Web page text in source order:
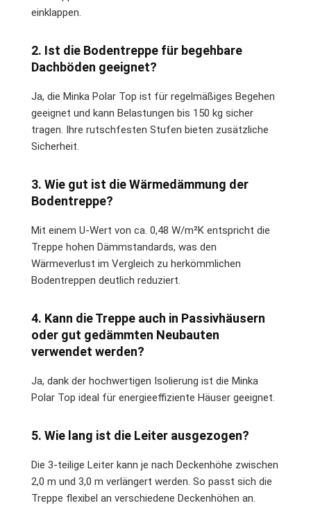
einklappen.
2. Ist die Bodentreppe für begehbare
Dachböden geeignet?
Ja, die Minka Polar Top ist für regelmäßiges Begehen
geeignet und kann Belastungen bis 150 kg sicher
tragen. Ihre rutschfesten Stufen bieten zusätzliche
Sicherheit.
3. Wie gut ist die Wärmedämmung der
Bodentreppe?
Mit einem U-Wert von ca. 0,48 W/m²K entspricht die
Treppe hohen Dämmstandards, was den
Wärmeverlust im Vergleich zu herkömmlichen
Bodentreppen deutlich reduziert.
4. Kann die Treppe auch in Passivhäusern
oder gut gedämmten Neubauten
verwendet werden?
Ja, dank der hochwertigen Isolierung ist die Minka
Polar Top ideal für energieeffiziente Häuser geeignet.
5. Wie lang ist die Leiter ausgezogen?
Die 3-teilige Leiter kann je nach Deckenhöhe zwischen
2,0 m und 3,0 m verlängert werden. So passt sich die
Treppe flexibel an verschiedene Deckenhöhen an.